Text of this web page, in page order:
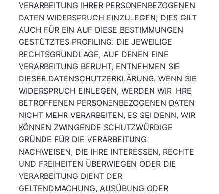
VERARBEITUNG IHRER PERSONENBEZOGENEN
DATEN WIDERSPRUCH EINZULEGEN; DIES GILT
AUCH FÜR EIN AUF DIESE BESTIMMUNGEN
GESTÜTZTES PROFILING. DIE JEWEILIGE
RECHTSGRUNDLAGE, AUF DENEN EINE
VERARBEITUNG BERUHT, ENTNEHMEN SIE
DIESER DATENSCHUTZERKLÄRUNG. WENN SIE
WIDERSPRUCH EINLEGEN, WERDEN WIR IHRE
BETROFFENEN PERSONENBEZOGENEN DATEN
NICHT MEHR VERARBEITEN, ES SEI DENN, WIR
KÖNNEN ZWINGENDE SCHUTZWÜRDIGE
GRÜNDE FÜR DIE VERARBEITUNG
NACHWEISEN, DIE IHRE INTERESSEN, RECHTE
UND FREIHEITEN ÜBERWIEGEN ODER DIE
VERARBEITUNG DIENT DER
GELTENDMACHUNG, AUSÜBUNG ODER